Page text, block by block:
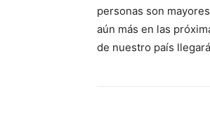
personas son
aún más en las
de nuestro país